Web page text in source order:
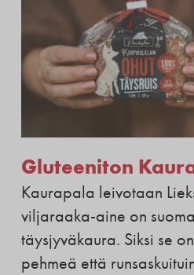
Gluteeniton
Kaurapala leivotaan
viljaraaka-aine on
täysjyväkaura. Siksi se
pehmeä että